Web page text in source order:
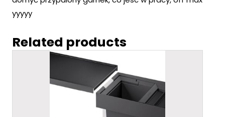
yyyyy
Related products